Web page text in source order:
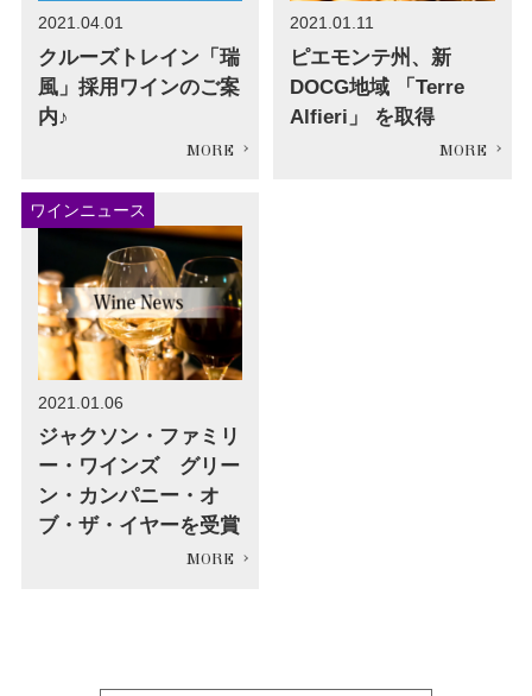
2021.04.01
クルーズトレイン「瑞
風」採用ワインのご案
内♪
2021.01.11
ピエモンテ州、新
DOCG地域 「Terre
Alfieri」 を取得
ワインニュース
2021.01.06
ジャクソン・ファミリ
ー・ワインズ グリー
ン・カンパニー・オ
ブ・ザ・イヤーを受賞